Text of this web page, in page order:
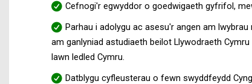
Cefnogi'r egwyddor o goedwigaeth gyfrifol,
Parhau i adolygu ac asesu'r angen am
am ganlyniad astudiaeth beilot Llywodraeth
lawn ledled Cymru.
Datblygu cyfleusterau o fewn swyddfeydd